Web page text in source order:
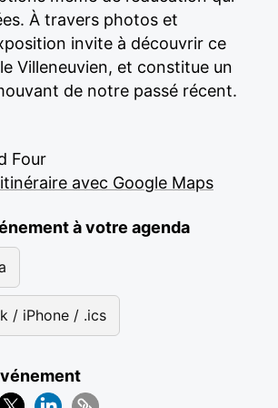
À travers photos et
invite à découvrir ce
Villeneuvien, et constitue un
de notre passé récent.
Four
avec Google Maps
à votre agenda
/ iPhone / .ics